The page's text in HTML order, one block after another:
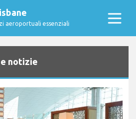
aeroportuali essenziali
notizie